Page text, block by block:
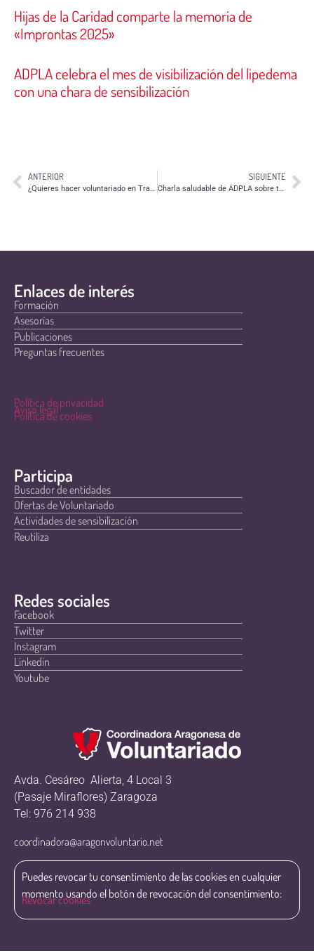
Hijas de la Caridad comparte la memoria de
«Improntas 2025»
ADPLA celebra el mes de visibilización del lipedema
con una chara de sensibilización
ANTERIOR
¿Quieres hacer voluntariado en Transilvania este verano?
SIGUIENTE
Charla saludable de ADPLA sobre trastornos del sueños
Enlaces de interés
Formación
Asesorías
Publicaciones
Preguntas frecuentes
Política de privacidad
Aviso legal
Política de cookies
Participa
Buscador de entidades
Ofertas de Voluntariado
Actividades de sensibilización
Reutiliza
Redes sociales
Facebook
Twitter
Instagram
Linkedin
Youtube
Avda. Cesáreo Alierta, 4 Local 3
(Pasaje Miraflores) Zaragoza
Tel: 976 214 938
coordinadora@aragonvoluntario.net
Puedes revocar tu consentimiento de las cookies en cualquier
momento usando el botón de revocación del consentimiento:
Revocar cookies